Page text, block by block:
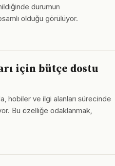
durumun
olduğu görülüyor.
için bütçe dostu
hobiler ve ilgi alanları sürecinde
Bu özelliğe odaklanmak,